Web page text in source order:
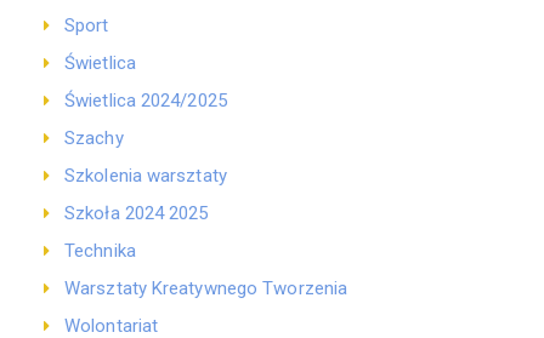
Sport
Świetlica
Świetlica 2024/2025
Szachy
Szkolenia warsztaty
Szkoła 2024 2025
Technika
Warsztaty Kreatywnego Tworzenia
Wolontariat